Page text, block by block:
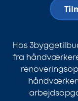
Hos
fra